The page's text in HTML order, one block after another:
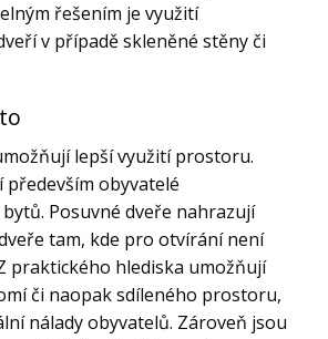
řešením je využití
v případě skleněné stěny či
lepší využití prostoru.
obyvatelé
Posuvné dveře nahrazují
tam, kde pro otvírání není
praktického hlediska umožňují
či naopak sdíleného prostoru,
nálady obyvatelů. Zároveň jsou